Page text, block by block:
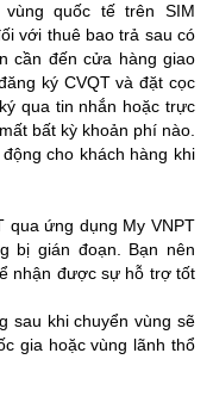
quốc tế trên SIM
với thuê bao trả sau có
cần đến cửa hàng giao
ký CVQT và đặt cọc
qua tin nhắn hoặc trực
bất kỳ khoản phí nào.
cho khách hàng khi
qua ứng dụng My VNPT
bị gián đoạn. Bạn nên
nhận được sự hỗ trợ tốt
sau khi chuyển vùng sẽ
gia hoặc vùng lãnh thổ